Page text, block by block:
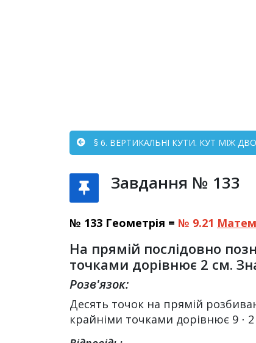
§ 6. ВЕРТИКАЛЬНІ КУТИ. КУТ МІЖ
Завдання № 133
№ 133 Геометрія = № 9.21
На прямій послідовно
точками дорівнює 2 см.
Розв'язок:
Десять точок на прямій
крайніми точками дорівнює 9 ⋅